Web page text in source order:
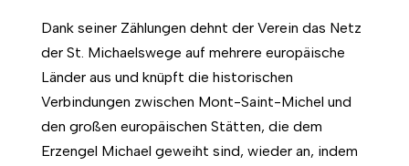
Dank seiner Zählungen dehnt der Verein das Netz
der St. Michaelswege auf mehrere europäische
Länder aus und knüpft die historischen
Verbindungen zwischen Mont-Saint-Michel und
den großen europäischen Stätten, die dem
Erzengel Michael geweiht sind, wieder an, indem